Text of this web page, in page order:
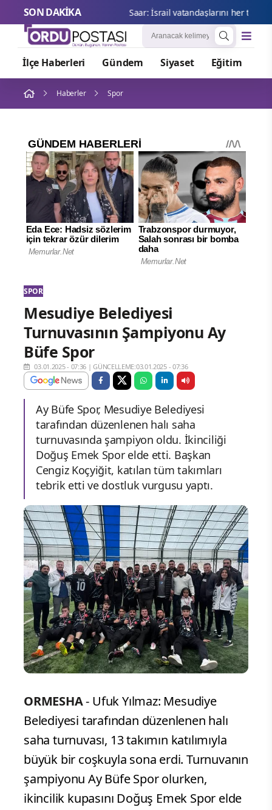
SON DAKİKA Saar:
İlçe Haberleri Gündem Siyaset Eğitim
Haberler Spor
SPOR
Mesudiye Belediyesi
Turnuvasının Şampiyonu Ay
Büfe Spor
03.01.2025 - 07:36 |GÜNCELLEME:03.01.2025 - 07:36
Ay Büfe Spor, Mesudiye Belediyesi
tarafından düzenlenen halı saha
turnuvasında şampiyon oldu. İkinciliği
Doğuş Emek Spor elde etti. Başkan
Cengiz Koçyiğit, katılan tüm takımları
tebrik etti ve dostluk vurgusu yaptı.
ORMESHA- Ufuk Yılmaz: Mesudiye
Belediyesi tarafından düzenlenen halı
saha turnuvası, 13 takımın katılımıyla
büyük bir coşkuyla sona erdi. Turnuvanın
şampiyonu Ay Büfe Spor olurken,
ikincilik kupasını Doğuş Emek Spor elde